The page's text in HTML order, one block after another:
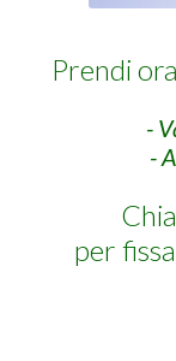
Prendi
-
-
per